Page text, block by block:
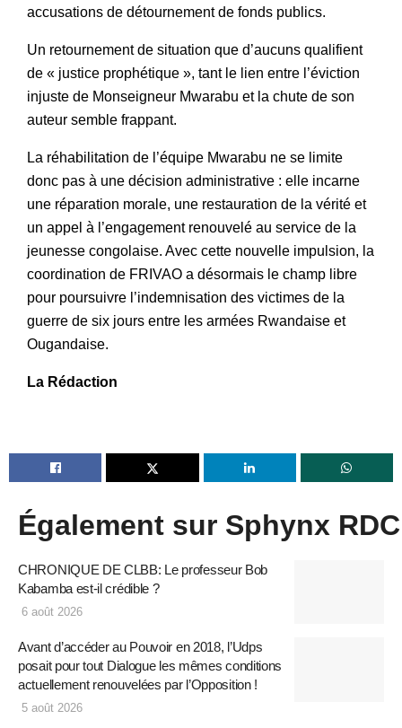
accusations de détournement de fonds publics.
Un retournement de situation que d’aucuns qualifient
de « justice prophétique », tant le lien entre l’éviction
injuste de Monseigneur Mwarabu et la chute de son
auteur semble frappant.
La réhabilitation de l’équipe Mwarabu ne se limite
donc pas à une décision administrative : elle incarne
une réparation morale, une restauration de la vérité et
un appel à l’engagement renouvelé au service de la
jeunesse congolaise. Avec cette nouvelle impulsion, la
coordination de FRIVAO a désormais le champ libre
pour poursuivre l’indemnisation des victimes de la
guerre de six jours entre les armées Rwandaise et
Ougandaise.
La Rédaction
Également sur Sphynx RDC
CHRONIQUE DE CLBB: Le professeur Bob
Kabamba est-il crédible ?
6 août 2026
Avant d’accéder au Pouvoir en 2018, l’Udps
posait pour tout Dialogue les mêmes conditions
actuellement renouvelées par l’Opposition !
5 août 2026